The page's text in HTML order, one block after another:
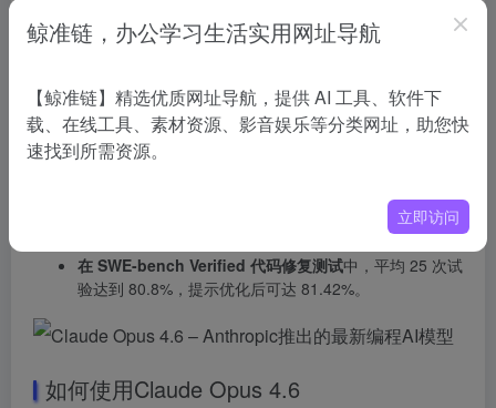
在 BrowseComp 网络信息检索测试中，Claude Opus
在 ARC AGI 2 流体智力测试中，Claude Opus 4.6 达到
68.8%，显著超越 GPT-5.2 Pro 的 50% 以上水平。
在 OSWorld 计算机操作能力测试中
，100 万 token 八针
在 SWE-bench Verified 代码修复测试中，平均 25 次试
验达到 80.8%，提示优化后可达 81.42%。
如何使用Claude Opus 4.6
鲸准链，办公学习生活实用网址导航
【鲸准链】精选优质网址导航，提供 AI 工具、软件下
载、在线工具、素材资源、影音娱乐等分类网址，助您快
速找到所需资源。
立即访问